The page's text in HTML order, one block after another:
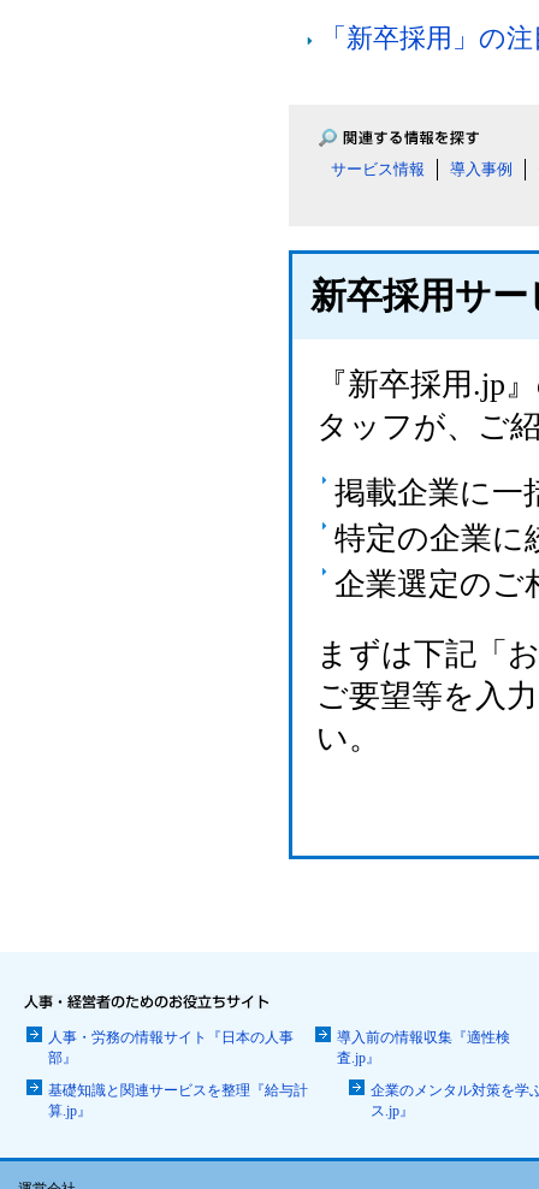
「新卒採用」の
サービス情報 導入事例
新卒採用サ
『新卒採用.jp
タッフが、ご
掲載企業に一
特定の企業に
企業選定のご
まずは下記「
ご要望等を入
い。
人事・労務の情報サイト『日本の人事
部』
導入前の情報収集『適性検
査.jp』
基礎知識と関連サービスを整理『給与計
算.jp』
企業のメンタル対策を学
ス.jp』